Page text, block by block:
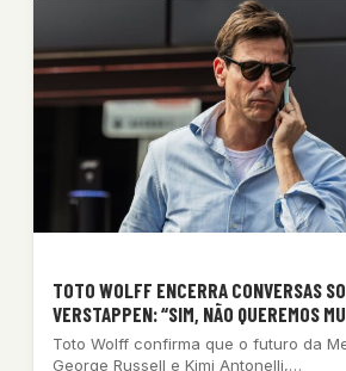
TOTO WOLFF ENCERRA CONVERSAS
VERSTAPPEN: “SIM, NÃO QUEREMOS
Toto Wolff confirma que o futuro da
George Russell e Kimi Antonelli,…